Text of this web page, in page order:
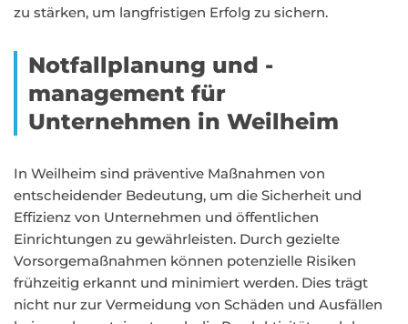
zu stärken, um langfristigen Erfolg zu sichern.
Notfallplanung und -
management für
Unternehmen in Weilheim
In Weilheim sind präventive Maßnahmen von
entscheidender Bedeutung, um die Sicherheit und
Effizienz von Unternehmen und öffentlichen
Einrichtungen zu gewährleisten. Durch gezielte
Vorsorgemaßnahmen können potenzielle Risiken
frühzeitig erkannt und minimiert werden. Dies trägt
nicht nur zur Vermeidung von Schäden und Ausfällen